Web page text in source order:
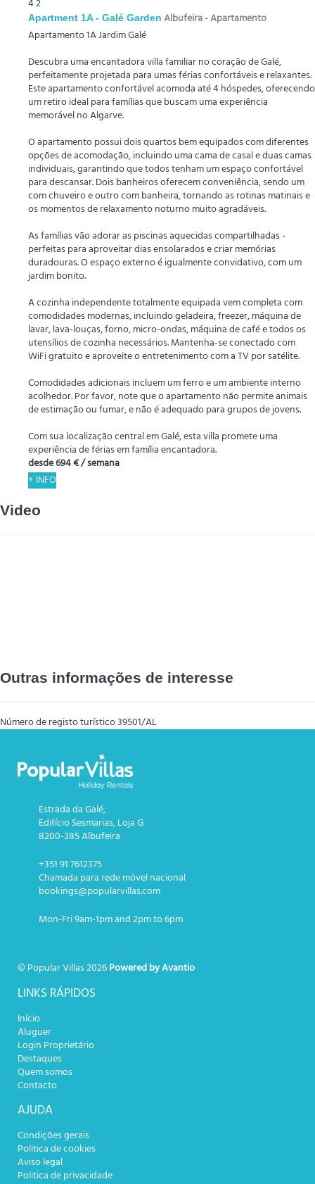
42
Apartment 1A - Galé Garden Albufeira -Apartamento
Apartamento 1A Jardim Galé
Descubra uma encantadora villa familiar no coração de Galé,
perfeitamente projetada para umas férias confortáveis e relaxantes.
Este apartamento confortável acomoda até 4 hóspedes, oferecendo
um retiro ideal para famílias que buscam uma experiência
memorável no Algarve.
O apartamento possui dois quartos bem equipados com diferentes
opções de acomodação, incluindo uma cama de casal e duas camas
individuais, garantindo que todos tenham um espaço confortável
para descansar. Dois banheiros oferecem conveniência, sendo um
com chuveiro e outro com banheira, tornando as rotinas matinais e
os momentos de relaxamento noturno muito agradáveis.
As famílias vão adorar as piscinas aquecidas compartilhadas -
perfeitas para aproveitar dias ensolarados e criar memórias
duradouras. O espaço externo é igualmente convidativo, com um
jardim bonito.
A cozinha independente totalmente equipada vem completa com
comodidades modernas, incluindo geladeira, freezer, máquina de
lavar, lava-louças, forno, micro-ondas, máquina de café e todos os
utensílios de cozinha necessários. Mantenha-se conectado com
WiFi gratuito e aproveite o entretenimento com a TV por satélite.
Comodidades adicionais incluem um ferro e um ambiente interno
acolhedor. Por favor, note que o apartamento não permite animais
de estimação ou fumar, e não é adequado para grupos de jovens.
Com sua localização central em Galé, esta villa promete uma
experiência de férias em família encantadora.
desde694 €/ semana
+ INFO
Video
Outras informações de interesse
Número de registo turístico39501/AL
Estrada da Galé,
Edifício Sesmarias, Loja G
8200-385 Albufeira
+351 91 7612375
Chamada para rede móvel nacional
bookings@popularvillas.com
Mon-Fri 9am-1pm and 2pm to 6pm
© Popular Villas 2026Powered by Avantio
LINKS RÁPIDOS
Início
Aluguer
Login Proprietário
Destaques
Quem somos
Contacto
AJUDA
Condições gerais
Politica de cookies
Aviso legal
Politica de privacidade